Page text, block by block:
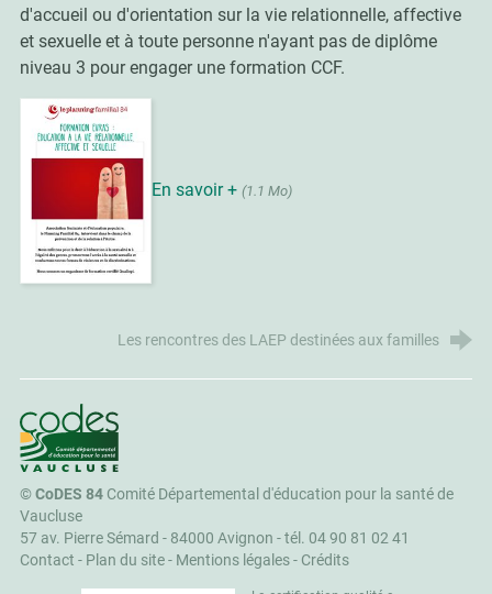
d'accueil ou d'orientation sur la vie relationnelle, affective
et sexuelle et à toute personne n'ayant pas de diplôme
niveau 3 pour engager une formation CCF.
En savoir + (1.1 Mo)
Les rencontres des LAEP destinées aux familles
CoDES 84
©CoDES 84Comité Départemental d'éducation pour la santé de
Vaucluse
57 av. Pierre Sémard - 84000 Avignon -tél. 04 90 81 02 41
Contact - Plan du site- Mentions légales- Crédits